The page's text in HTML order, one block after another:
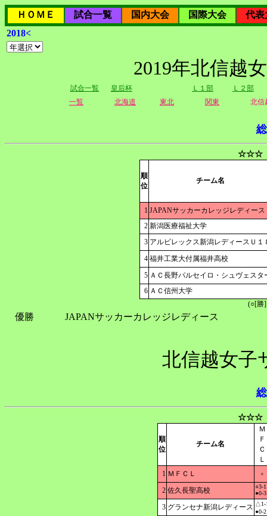
ＨＯＭＥ 試合一覧 国内大会 国際大会
代表
2018<
2019年北信越
試合一覧 皇后杯 Ｌ１部
Ｌ２部
一覧
北海道 東北 関東 北信
☆☆☆
順
位
チーム名
1 JAPANサッカーカレッジレディース
2 新潟医療福祉大学
3 アルビレックス新潟レディースＵ１
4 福井工業大付属福井高校
5 ＡＣ長野パルセイロ・シュヴェスタ
6 ＡＣ信州大学
(○[勝
優勝 JAPANサッカーカレッジレディース
北信越女子
☆☆☆
順
位
チーム名
Ｍ
Ｆ
Ｃ
Ｌ
1 ＭＦＣＬ ×
2 佐久長聖高校
○3-1
●0-3
3 グランセナ新潟レディース △1-
●0-2